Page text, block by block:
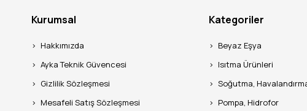
Kurumsal
Hakkımızda
Ayka Teknik Güvencesi
Gizlilik Sözleşmesi
Mesafeli Satış Sözleşmesi
Kategoriler
Beyaz Eşya
Isıtma Ürünleri
Soğutma,
Pompa, Hidrofor